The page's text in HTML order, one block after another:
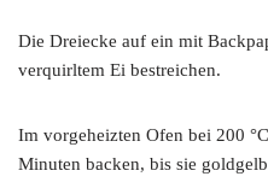
Die Dreiecke auf ein mit
verquirltem Ei bestreichen.
Im vorgeheizten Ofen bei 200
Minuten backen, bis sie